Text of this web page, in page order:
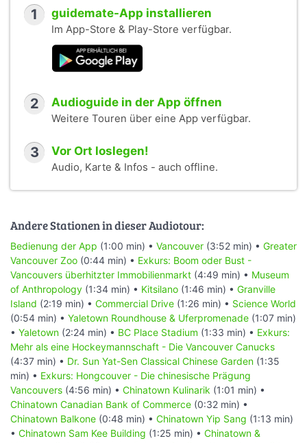
1 guidemate-App installieren
Im App-Store & Play-Store verfügbar.
2 Audioguide in der App öffnen
Weitere Touren über eine App verfügbar.
3 Vor Ort loslegen!
Audio, Karte & Infos - auch offline.
Andere Stationen in dieser Audiotour:
Bedienung der App (1:00 min) • Vancouver (3:52 min) • Greater
Vancouver Zoo (0:44 min) • Exkurs: Boom oder Bust -
Vancouvers überhitzter Immobilienmarkt (4:49 min) • Museum
of Anthropology (1:34 min) • Kitsilano (1:46 min) • Granville
Island (2:19 min) • Commercial Drive (1:26 min) • Science World
(0:54 min) • Yaletown Roundhouse & Uferpromenade (1:07 min)
• Yaletown (2:24 min) • BC Place Stadium (1:33 min) • Exkurs:
Mehr als eine Hockeymannschaft - Die Vancouver Canucks
(4:37 min) • Dr. Sun Yat-Sen Classical Chinese Garden (1:35
min) • Exkurs: Hongcouver - Die chinesische Prägung
Vancouvers (4:56 min) • Chinatown Kulinarik (1:01 min) •
Chinatown Canadian Bank of Commerce (0:32 min) •
Chinatown Balkone (0:48 min) • Chinatown Yip Sang (1:13 min)
• Chinatown Sam Kee Building (1:25 min) • Chinatown &